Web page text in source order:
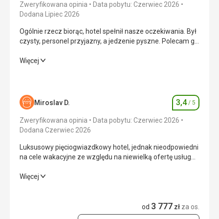
Zweryfikowana opinia
Data pobytu: Czerwiec 2026
Dodana Lipiec 2026
Ogólnie rzecz biorąc, hotel spełnił nasze oczekiwania. Był
czysty, personel przyjazny, a jedzenie pyszne. Polecam go
wypoczynku.
Ogólnie rzecz biorąc, hotel spełnił nasze oczekiwania. Był
Wyżywienie 5,0/ 5
Zakwaterowanie
Okolica 4,0/ 5
Więcej
Miroslav D. Ocena
3,4/ 5
Zweryfikowana opinia
Data pobytu: Czerwiec 2026
Dodana Czerwiec 2026
Luksusowy pięciogwiazdkowy hotel, jednak nieodpowiedni
na cele wakacyjne ze względu na niewielką ofertę usług
Luksusowy pięciogwiazdkowy hotel, jednak nieodpowiedni
2,0/ 5
Więcej
od 3 777 zł za os.